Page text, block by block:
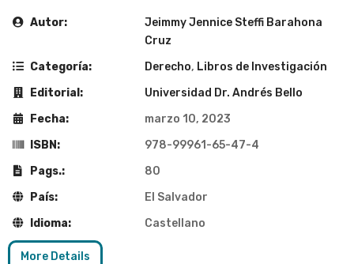
Autor:
Jeimmy Jennice Steffi Barahona
Cruz
Categoría:
Derecho, Libros de Investigación
Editorial:
Universidad Dr. Andrés Bello
Fecha:
marzo 10, 2023
ISBN:
978-99961-65-47-4
Pags.:
80
País:
El Salvador
Idioma:
Castellano
More Details